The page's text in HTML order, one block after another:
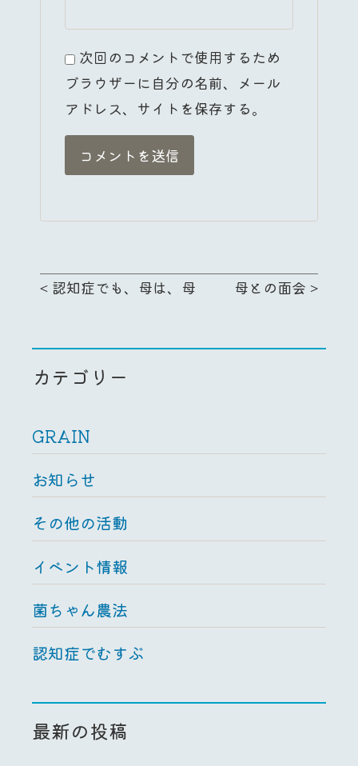
次回のコメントで使用するため
ブラウザーに自分の名前、メール
アドレス、サイトを保存する。
< 認知症でも、母は、母 母との面会 >
カテゴリー
GRAIN
お知らせ
その他の活動
イベント情報
菌ちゃん農法
認知症でむすぶ
最新の投稿